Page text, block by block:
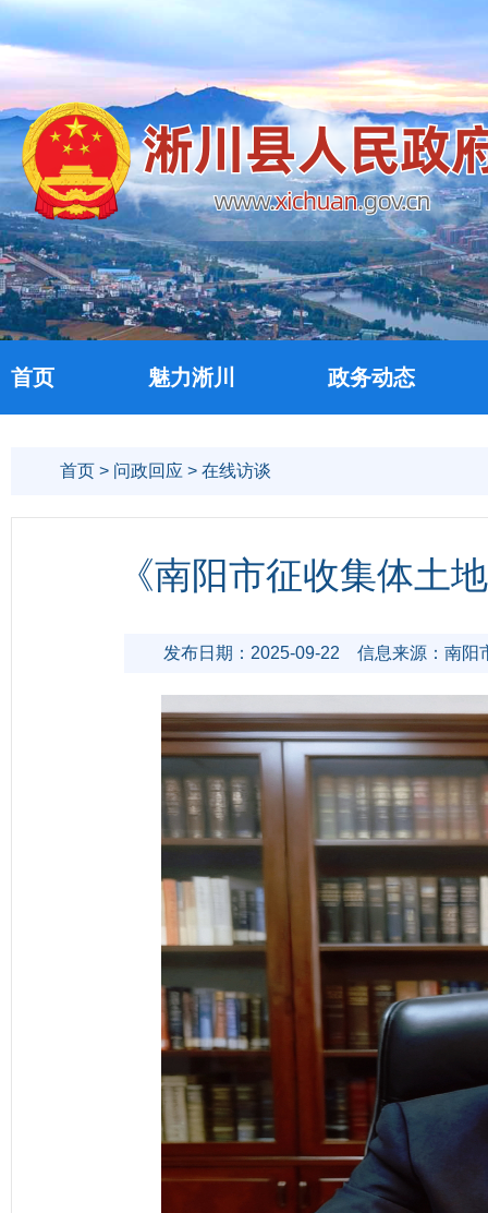
首页 魅力淅川 政务动态
首页 > 问政回应 > 在线访谈
《南阳市征收集体土
发布日期：2025-09-22 信息来源：南阳